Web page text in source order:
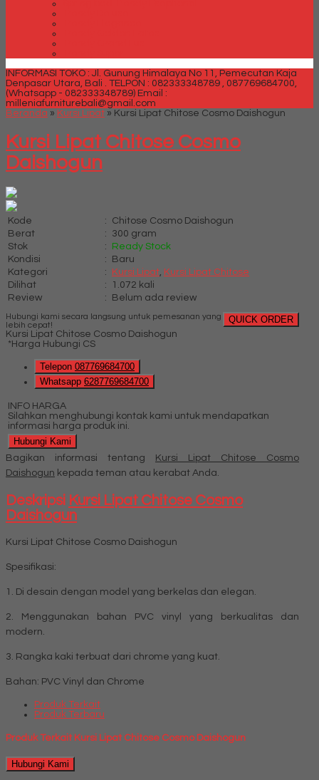
INFORMASI TOKO : Jl. Gunung Himalaya No 11, Pemecutan Kaja
Denpasar Utara, Bali . TELPON : 082333348789 , 087769684700,
(Whatsapp - 082333348789) Email :
milleniafurniturebali@gmail.com
Beranda » Kursi Lipat » Kursi Lipat Chitose Cosmo Daishogun
Kursi Lipat Chitose Cosmo
Daishogun
Kode :
Chitose Cosmo Daishogun
Berat
:
300 gram
Stok
:
Ready Stock
Kondisi
:
Baru
Kategori
: Kursi Lipat Kursi Lipat Chitose
Dilihat
:
1.072 kali
Review
: Belum ada review
QUICK ORDER
Hubungi kami secara langsung untuk pemesanan yang
lebih cepat!
Kursi Lipat Chitose Cosmo Daishogun
*Harga Hubungi CS
Telepon 087769684700
Whatsapp 6287769684700
INFO HARGA
Silahkan menghubungi kontak kami untuk mendapatkan
informasi harga produk ini.
Hubungi Kami
Bagikan informasi tentang Kursi Lipat Chitose Cosmo
Daishogun kepada teman atau kerabat Anda.
Deskripsi Kursi Lipat Chitose Cosmo
Daishogun
Kursi Lipat Chitose Cosmo Daishogun
Spesifikasi:
1. Di desain dengan model yang berkelas dan elegan.
2. Menggunakan bahan PVC vinyl yang berkualitas dan
modern.
3. Rangka kaki terbuat dari chrome yang kuat.
Bahan: PVC Vinyl dan Chrome
Produk Terkait
Produk Terbaru
Produk Terkait Kursi Lipat Chitose Cosmo Daishogun
Hubungi Kami